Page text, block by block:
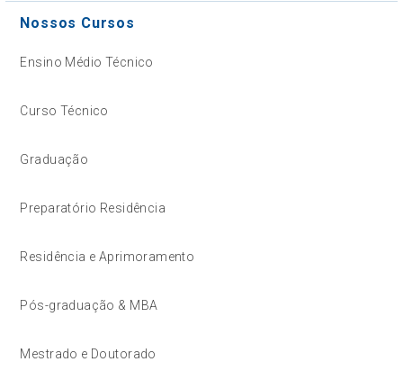
Nossos Cursos
Ensino Médio Técnico
Curso Técnico
Graduação
Preparatório Residência
Residência e Aprimoramento
Pós-graduação & MBA
Mestrado e Doutorado